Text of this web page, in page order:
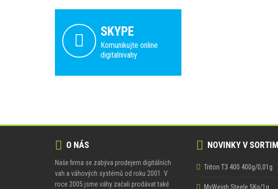
SKYPE
Komunikujte online
digitalnivahy
O NÁS
Naše firma se zabýva prodejem digitálních
vah a váhových systémů od roku 2001. V
roce 2005 jsme váhy začali prodávat také
NOVINKY V
Triton T3 400 400g/0,01g
MyWeigh Steele 5Kg/1g